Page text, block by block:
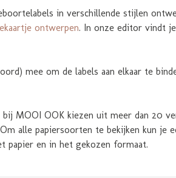
in verschillende stijlen
ontwerpen. In onze editor vindt
mee om de labels aan elkaar te
MOOI OOK kiezen uit meer dan 20
alle papiersoorten te bekijken kun je
en in het gekozen formaat.